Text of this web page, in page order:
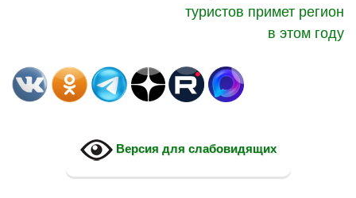
туристов примет регион
в этом году
Версия для слабовидящих